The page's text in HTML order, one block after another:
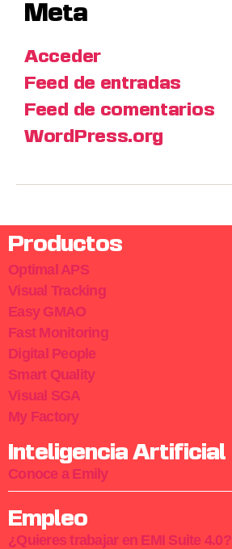
Meta
Acceder
Feed de entradas
Feed de comentarios
WordPress.org
Productos
Optimal APS
Visual Tracking
Easy GMAO
Fast Monitoring
Digital People
Smart Quality
Visual SGA
My Factory
Inteligencia Artificial
Conoce a Emily
Empleo
¿Quieres trabajar en EMI Suite 4.0?